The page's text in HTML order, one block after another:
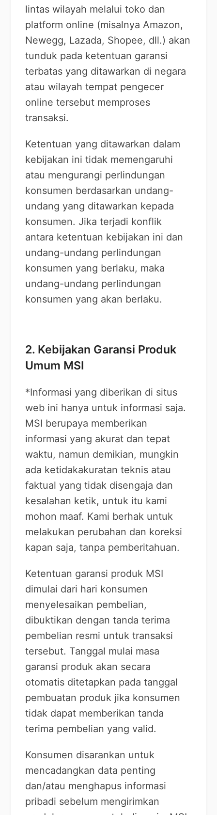
lintas wilayah melalui toko dan
platform online (misalnya Amazon,
Newegg, Lazada, Shopee, dll.) akan
tunduk pada ketentuan garansi
terbatas yang ditawarkan di negara
atau wilayah tempat pengecer
online tersebut memproses
transaksi.
Ketentuan yang ditawarkan dalam
kebijakan ini tidak memengaruhi
atau mengurangi perlindungan
konsumen berdasarkan undang-
undang yang ditawarkan kepada
konsumen. Jika terjadi konflik
antara ketentuan kebijakan ini dan
undang-undang perlindungan
konsumen yang berlaku, maka
undang-undang perlindungan
konsumen yang akan berlaku.
2. Kebijakan Garansi Produk
Umum MSI
*Informasi yang diberikan di situs
web ini hanya untuk informasi saja.
MSI berupaya memberikan
informasi yang akurat dan tepat
waktu, namun demikian, mungkin
ada ketidakakuratan teknis atau
faktual yang tidak disengaja dan
kesalahan ketik, untuk itu kami
mohon maaf. Kami berhak untuk
melakukan perubahan dan koreksi
kapan saja, tanpa pemberitahuan.
Ketentuan garansi produk MSI
dimulai dari hari konsumen
menyelesaikan pembelian,
dibuktikan dengan tanda terima
pembelian resmi untuk transaksi
tersebut. Tanggal mulai masa
garansi produk akan secara
otomatis ditetapkan pada tanggal
pembuatan produk jika konsumen
tidak dapat memberikan tanda
terima pembelian yang valid.
Konsumen disarankan untuk
mencadangkan data penting
dan/atau menghapus informasi
pribadi sebelum mengirimkan